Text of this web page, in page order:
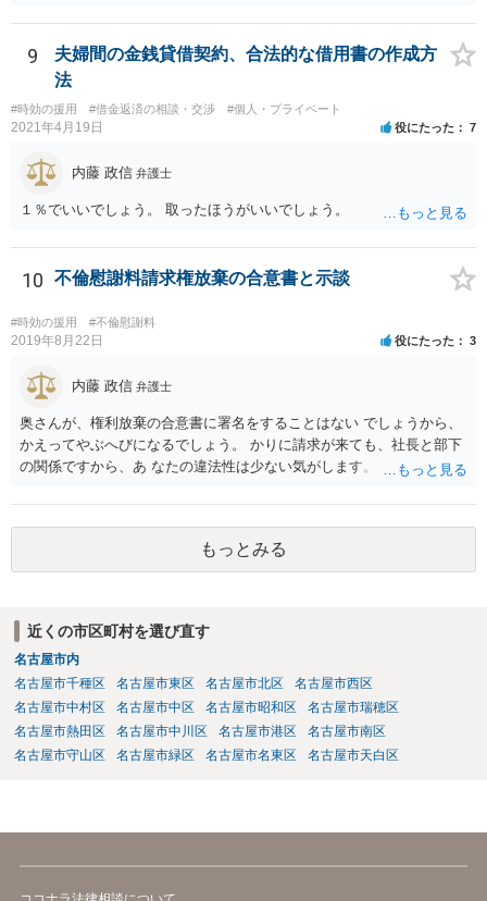
容証明郵便を送るようにしてください。
9
夫婦間の金銭貸借契約、合法的な借用書の作成方
法
#時効の援用 #借金返済の相談・交渉 #個人・プライベート
2021年4月19日 役にたった 7
内藤 政信 弁護士
１％でいいでしょう。 取ったほうがいいでしょう。
10 不倫慰謝料請求権放棄の合意書と示談
#時効の援用 #不倫慰謝料
2019年8月22日 役にたった 3
内藤 政信 弁護士
奥さんが、権利放棄の合意書に署名をすることはない でしょうから、
かえってやぶへびになるでしょう。 かりに請求が来ても、社長と部下
の関係ですから、あ なたの違法性は少ない気がします。 また、社長も
り少ないと思いますね。 放置がいいと思いますよ。
もっとみる
近くの市区町村を選び直す
名古屋市内
名古屋市千種区
名古屋市東区 名古屋市北区
名古屋市西区
名古屋市中村区
名古屋市中区 名古屋市昭和区
名古屋市瑞穂区
名古屋市熱田区
名古屋市中川区 名古屋市港区
名古屋市南区
名古屋市守山区
名古屋市緑区 名古屋市名東区 名古屋市天白区